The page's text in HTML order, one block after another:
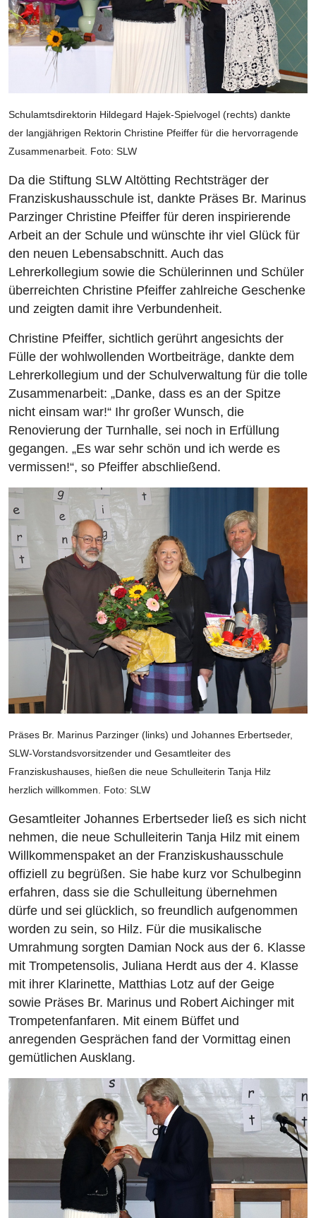
Schulamtsdirektorin Hildegard Hajek-Spielvogel (rechts) dankte
der langjährigen Rektorin Christine Pfeiffer für die hervorragende
Zusammenarbeit. Foto: SLW
Da die Stiftung SLW Altötting Rechtsträger der
Franziskushausschule ist, dankte Präses Br. Marinus
Parzinger Christine Pfeiffer für deren inspirierende
Arbeit an der Schule und wünschte ihr viel Glück für
den neuen Lebensabschnitt. Auch das
Lehrerkollegium sowie die Schülerinnen und Schüler
überreichten Christine Pfeiffer zahlreiche Geschenke
und zeigten damit ihre Verbundenheit.
Christine Pfeiffer, sichtlich gerührt angesichts der
Fülle der wohlwollenden Wortbeiträge, dankte dem
Lehrerkollegium und der Schulverwaltung für die tolle
Zusammenarbeit: „Danke, dass es an der Spitze
nicht einsam war!“ Ihr großer Wunsch, die
Renovierung der Turnhalle, sei noch in Erfüllung
gegangen. „Es war sehr schön und ich werde es
vermissen!“, so Pfeiffer abschließend.
Präses Br. Marinus Parzinger (links) und Johannes Erbertseder,
SLW-Vorstandsvorsitzender und Gesamtleiter des
Franziskushauses, hießen die neue Schulleiterin Tanja Hilz
herzlich willkommen. Foto: SLW
Gesamtleiter Johannes Erbertseder ließ es sich nicht
nehmen, die neue Schulleiterin Tanja Hilz mit einem
Willkommenspaket an der Franziskushausschule
offiziell zu begrüßen. Sie habe kurz vor Schulbeginn
erfahren, dass sie die Schulleitung übernehmen
dürfe und sei glücklich, so freundlich aufgenommen
worden zu sein, so Hilz. Für die musikalische
Umrahmung sorgten Damian Nock aus der 6. Klasse
mit Trompetensolis, Juliana Herdt aus der 4. Klasse
mit ihrer Klarinette, Matthias Lotz auf der Geige
sowie Präses Br. Marinus und Robert Aichinger mit
Trompetenfanfaren. Mit einem Büffet und
anregenden Gesprächen fand der Vormittag einen
gemütlichen Ausklang.